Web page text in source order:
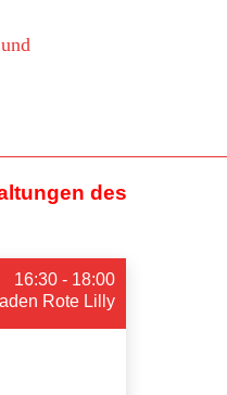
des
16:30 - 18:00
Rote Lilly